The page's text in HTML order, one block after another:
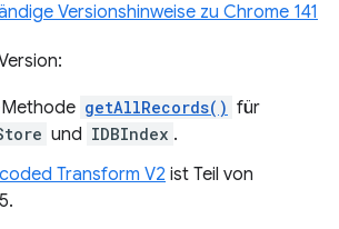
Versionshinweise zu Chrome 141
getAllRecords() für
und IDBIndex .
Transform V2 ist Teil von